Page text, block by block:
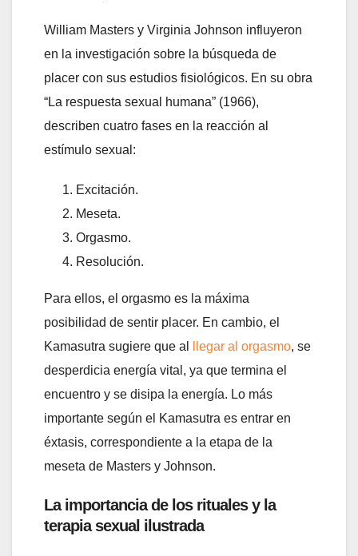
William Masters y Virginia Johnson influyeron
en la investigación sobre la búsqueda de
placer con sus estudios fisiológicos. En su obra
“La respuesta sexual humana” (1966),
describen cuatro fases en la reacción al
estímulo sexual:
Excitación.
Meseta.
Orgasmo.
Resolución.
Para ellos, el orgasmo es la máxima
posibilidad de sentir placer. En cambio, el
Kamasutra sugiere que al
llegar al orgasmo, se
desperdicia energía vital, ya que termina el
encuentro y se disipa la energía. Lo más
importante según el Kamasutra es entrar en
éxtasis, correspondiente a la etapa de la
meseta de Masters y Johnson.
La importancia de los rituales y la
terapia sexual ilustrada